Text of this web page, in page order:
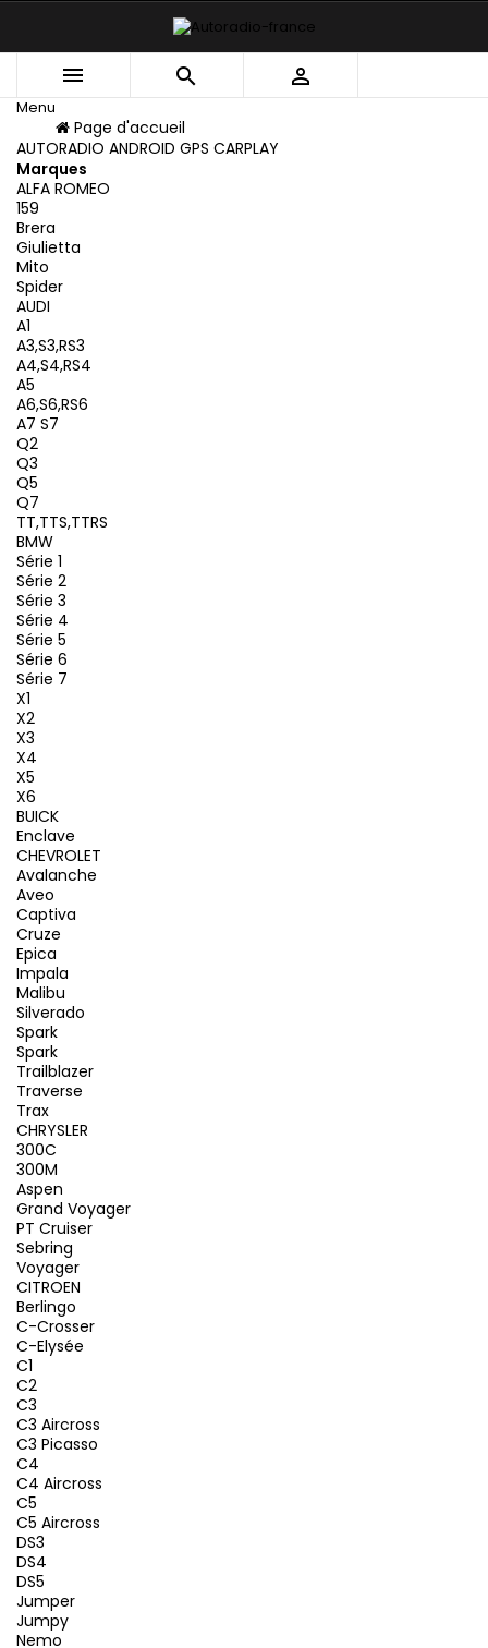
  
Menu
Page d'accueil
AUTORADIO ANDROID GPS CARPLAY
Marques
ALFA ROMEO
159
Brera
Giulietta
Mito
Spider
AUDI
A1
A3,S3,RS3
A4,S4,RS4
A5
A6,S6,RS6
A7 S7
Q2
Q3
Q5
Q7
TT,TTS,TTRS
BMW
Série 1
Série 2
Série 3
Série 4
Série 5
Série 6
Série 7
X1
X2
X3
X4
X5
X6
BUICK
Enclave
CHEVROLET
Avalanche
Aveo
Captiva
Cruze
Epica
Impala
Malibu
Silverado
Spark
Spark
Trailblazer
Traverse
Trax
CHRYSLER
300C
300M
Aspen
Grand Voyager
PT Cruiser
Sebring
Voyager
CITROEN
Berlingo
C-Crosser
C-Elysée
C1
C2
C3
C3 Aircross
C3 Picasso
C4
C4 Aircross
C5
C5 Aircross
DS3
DS4
DS5
Jumper
Jumpy
Nemo